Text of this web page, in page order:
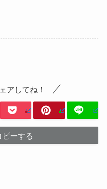
アしてね！
ーする